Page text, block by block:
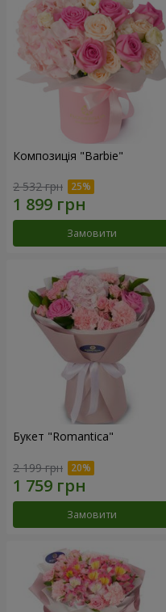
Композиція "Barbie"
2 532 грн
Замовити
Букет "Romantica"
2 199 грн
Замовити